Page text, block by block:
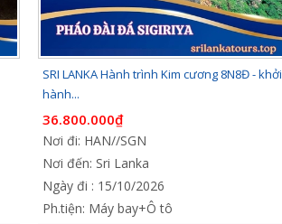
SRI LANKA Hành trình Kim cương 8N8Đ - khởi
hành...
36.800.000₫
Nơi đi: HAN//SGN
Nơi đến: Sri Lanka
Ngày đi : 15/10/2026
Ph.tiện: Máy bay+Ô tô